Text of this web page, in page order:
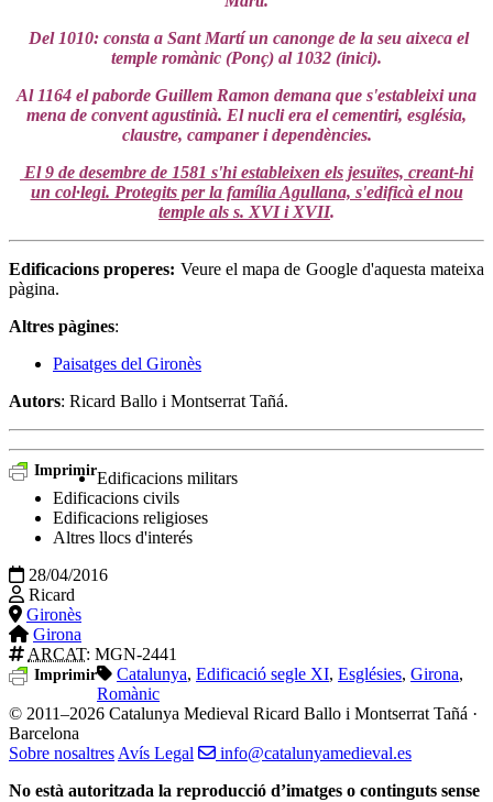
Del 1010: consta a Sant Martí un canonge de la seu aixeca el
temple romànic (Ponç) al 1032 (inici).
Al 1164 el paborde Guillem Ramon demana que s'estableixi una
mena de convent agustinià. El nucli era el cementiri, església,
claustre, campaner i dependències.
El 9 de desembre de 1581 s'hi estableixen els jesuïtes, creant-hi
un col·legi. Protegits per la família Agullana, s'edificà el nou
temple als s. XVI i XVII.
Edificacions properes: Veure el mapa de Google d'aquesta mateixa
pàgina.
Altres pàgines:
Paisatges del Gironès
Autors: Ricard Ballo i Montserrat Tañá.
ImprimirEdificacions militars
Edificacions civils
Edificacions religioses
Altres llocs d'interés
28/04/2016
Ricard
Gironès
Girona
ARCAT: MGN-2441
Imprimir Catalunya, Edificació segle XI, Esglésies, Girona,
Romànic
© 2011–2026 Catalunya Medieval Ricard Ballo i Montserrat Tañá ·
Barcelona
Sobre nosaltres Avís Legal
info@catalunyamedieval.es
No està autoritzada la reproducció d’imatges o continguts sense